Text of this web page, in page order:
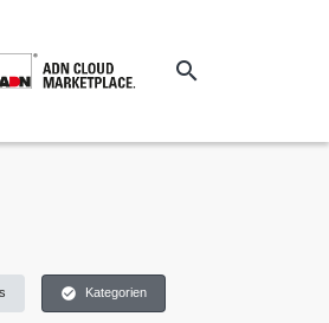
Suchen
search
check_circle Kategorien